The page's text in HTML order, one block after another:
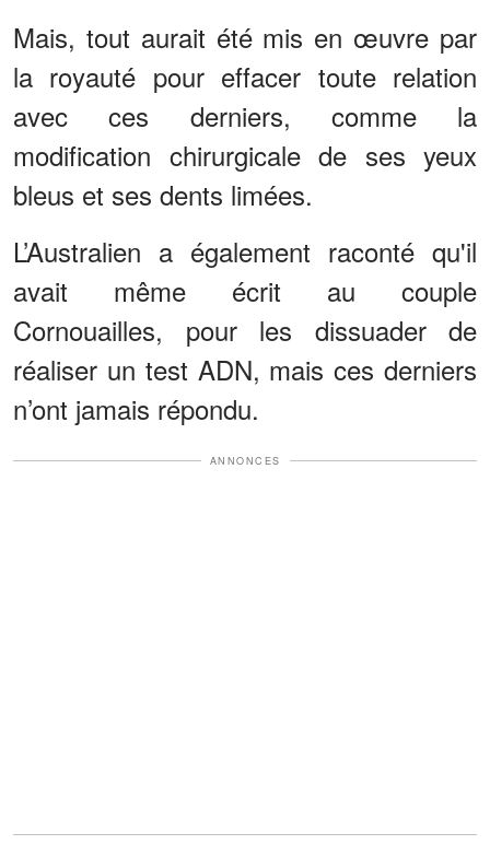
Mais, tout aurait été mis en œuvre par
la royauté pour effacer toute relation
avec ces derniers, comme la
modification chirurgicale de ses yeux
bleus et ses dents limées.
L’Australien a également raconté qu'il
avait même écrit au couple
Cornouailles, pour les dissuader de
réaliser un test ADN, mais ces derniers
n’ont jamais répondu.
ANNONCES